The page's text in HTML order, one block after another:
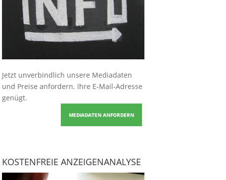
Jetzt unverbindlich unsere Mediadaten
und Preise anfordern. Ihre E-Mail-Adresse
genügt.
MEDIADATEN ANFORDERN
KOSTENFREIE ANZEIGENANALYSE